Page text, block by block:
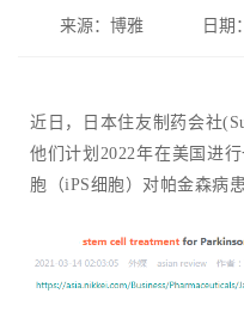
来源：博雅 日期
近日，日本住友制药会社
他们计划2022年在美国进
胞（iPS细胞）对帕金森病